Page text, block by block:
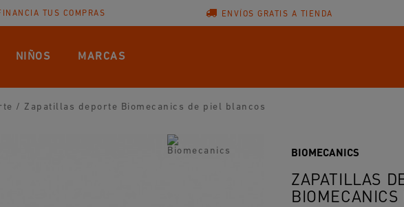
TUS COMPRAS ENVÍOS GRATIS A TIENDA
NIÑOS MARCAS
/ Zapatillas deporte Biomecanics de piel blancos
ZAPATILLAS
BIOMECANICS